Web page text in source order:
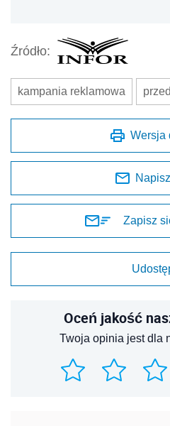
Źródło:
kampania reklamowa
Wersja
Zapisz
Oceń jakość
Twoja opinia jest dla